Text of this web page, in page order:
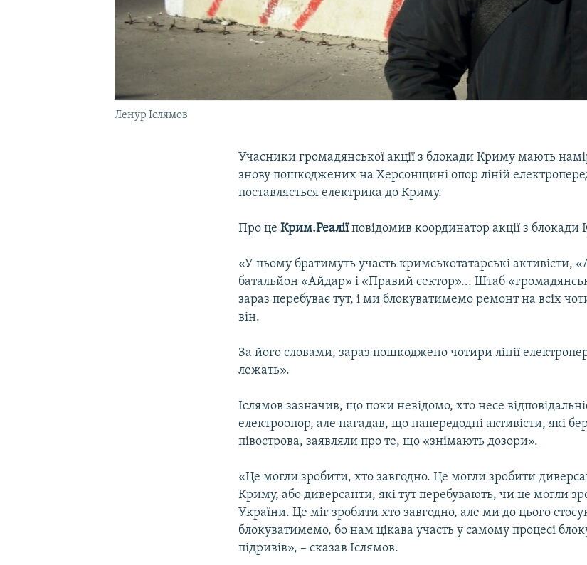
Ленур Іслямов
Учасники громадянської акції з блокади Криму мають
знову пошкоджених на Херсонщині опор ліній
поставляється електрика до Криму.
Про цеКрим.Реаліїповідомив координатор акції з
«У цьому братимуть участь кримськотатарські активісти,
батальйон «Айдар» і «Правий сектор»... Штаб
зараз перебуває тут, і ми блокуватимемо ремонт на всіх
він.
За його словами, зараз пошкоджено чотири лінії
лежать».
Іслямов зазначив, що поки невідомо, хто несе
електроопор, але нагадав, що напередодні активісти, які
півострова, заявляли про те, що «знімають дозори».
«Це могли зробити, хто завгодно. Це могли зробити
Криму, або диверсанти, які тут перебувають, чи це могли
України. Це міг зробити хто завгодно, але ми до цього
блокуватимемо, бо нам цікава участь у самому процесі
підривів», – сказав Іслямов.